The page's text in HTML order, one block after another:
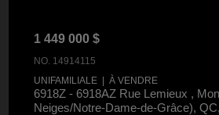
1 449 000 $
NO. 14914115
UNIFAMILIALE | À VENDRE
6918Z - 6918AZ Rue Lemieux ,
Neiges/Notre-Dame-de-Grâce),